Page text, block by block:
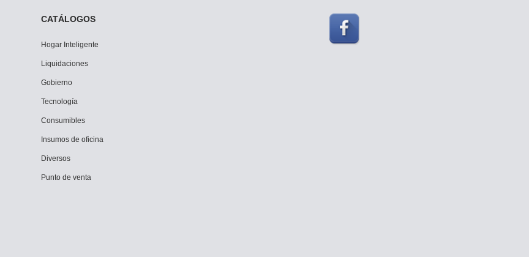
CATÁLOGOS
Hogar Inteligente
Liquidaciones
Gobierno
Tecnología
Consumibles
Insumos de oficina
Diversos
Punto de venta